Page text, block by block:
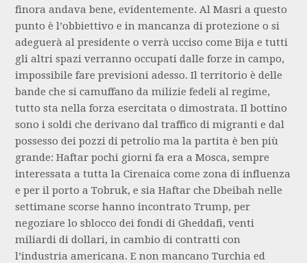
finora andava bene, evidentemente. Al Masri a questo
punto è l’obbiettivo e in mancanza di protezione o si
adeguerà al presidente o verrà ucciso come Bija e tutti
gli altri spazi verranno occupati dalle forze in campo,
impossibile fare previsioni adesso. Il territorio è delle
bande che si camuffano da milizie fedeli al regime,
tutto sta nella forza esercitata o dimostrata. Il bottino
sono i soldi che derivano dal traffico di migranti e dal
possesso dei pozzi di petrolio ma la partita è ben più
grande: Haftar pochi giorni fa era a Mosca, sempre
interessata a tutta la Cirenaica come zona di influenza
e per il porto a Tobruk, e sia Haftar che Dbeibah nelle
settimane scorse hanno incontrato Trump, per
negoziare lo sblocco dei fondi di Gheddafi, venti
miliardi di dollari, in cambio di contratti con
l’industria americana. E non mancano Turchia ed